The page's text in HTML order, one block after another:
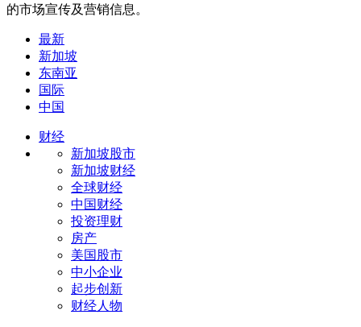
的市场宣传及营销信息。
最新
新加坡
东南亚
国际
中国
财经
新加坡股市
新加坡财经
全球财经
中国财经
投资理财
房产
美国股市
中小企业
起步创新
财经人物